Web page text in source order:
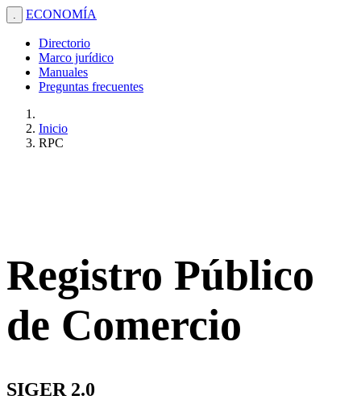
. ECONOMÍA
Directorio
Marco jurídico
Manuales
Preguntas frecuentes
Inicio
RPC
Registro Público
de Comercio
SIGER 2.0